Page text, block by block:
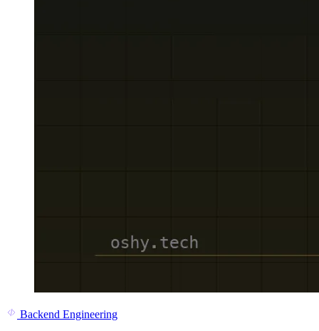
Backend Engineering